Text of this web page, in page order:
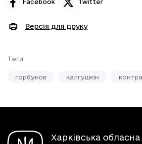
Facebook Twitter
Версія для друку
Теги
горбунов калгушкін
Харківська обласна